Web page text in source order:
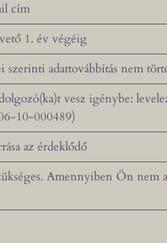
cím
1. év végéig
adattovábbítás nem
vesz igénybe:
10-000489)
az érdeklődő
Amennyiben Ön